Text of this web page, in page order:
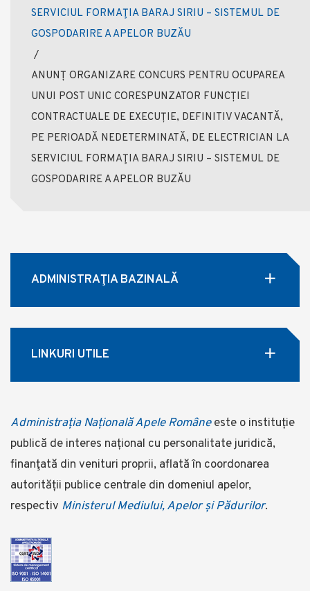
SERVICIUL FORMAŢIA BARAJ SIRIU – SISTEMUL DE
GOSPODARIRE A APELOR BUZĂU
/
ANUNȚ ORGANIZARE CONCURS PENTRU OCUPAREA
UNUI POST UNIC CORESPUNZATOR FUNCȚIEI
CONTRACTUALE DE EXECUȚIE, DEFINITIV VACANTĂ,
PE PERIOADĂ NEDETERMINATĂ, DE ELECTRICIAN LA
SERVICIUL FORMAŢIA BARAJ SIRIU – SISTEMUL DE
GOSPODARIRE A APELOR BUZĂU
ADMINISTRAŢIA BAZINALĂ
LINKURI UTILE
Administrația Națională Apele Româneeste o instituție
publică de interes național cu personalitate juridică,
finanţată din venituri proprii, aflată în coordonarea
autorității publice centrale din domeniul apelor,
respectiv Ministerul Mediului, Apelor și Pădurilor.